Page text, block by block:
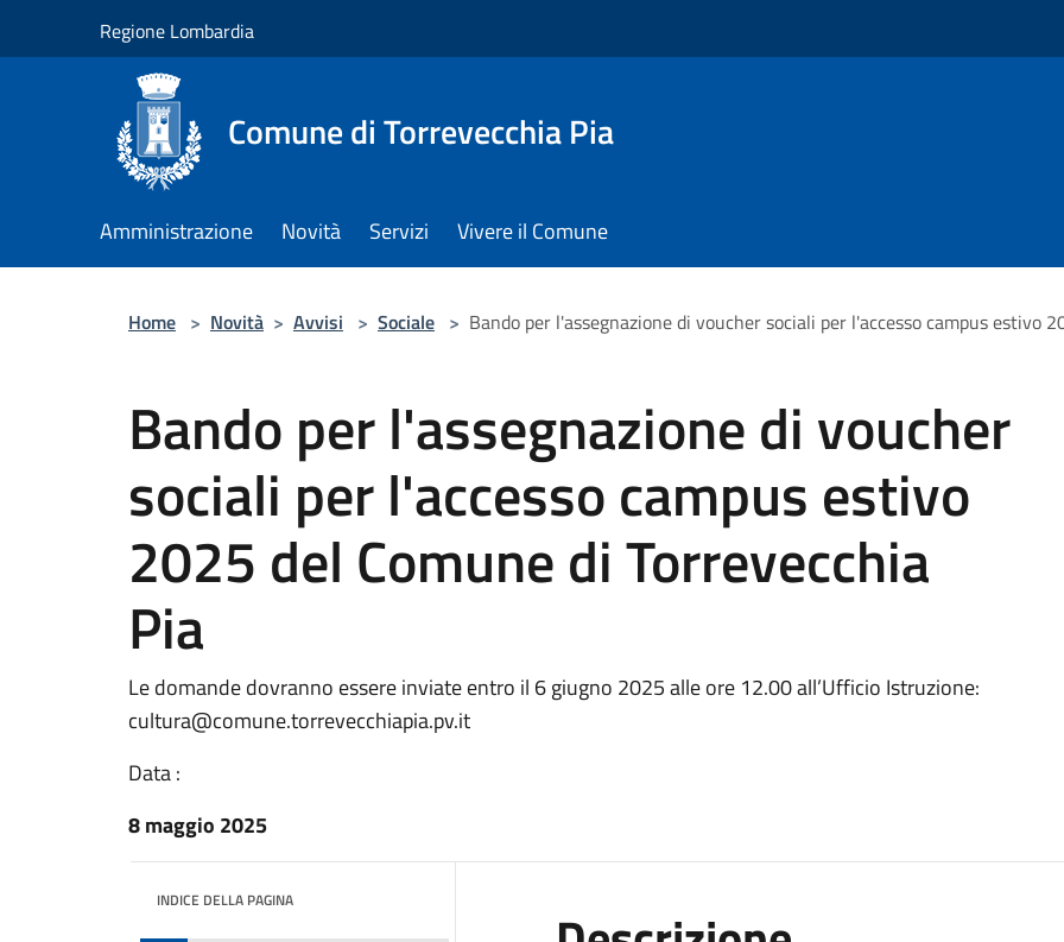
Regione Lombardia
Comune di Torrevecchia Pia
Amministrazione Novità Servizi Vivere il Comune
Home > Novità > Avvisi > Sociale > Bando per l'assegnazione di voucher sociali per l'accesso campus estivo
Bando per l'assegnazione di voucher
sociali per l'accesso campus estivo
2025 del Comune di Torrevecchia
Pia
Le domande dovranno essere inviate entro il 6 giugno 2025 alle ore 12.00 all’Ufficio Istruzione:
cultura@comune.torrevecchiapia.pv.it
Data :
8 maggio 2025
INDICE DELLA PAGINA